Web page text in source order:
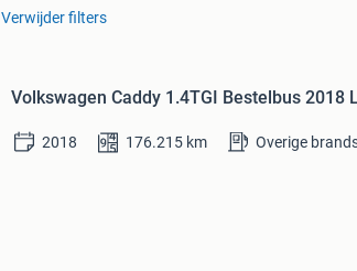
Verwijder filters
Volkswagen Caddy 1.4TGI Bestelbus 2018
2018 176.215 km Overige